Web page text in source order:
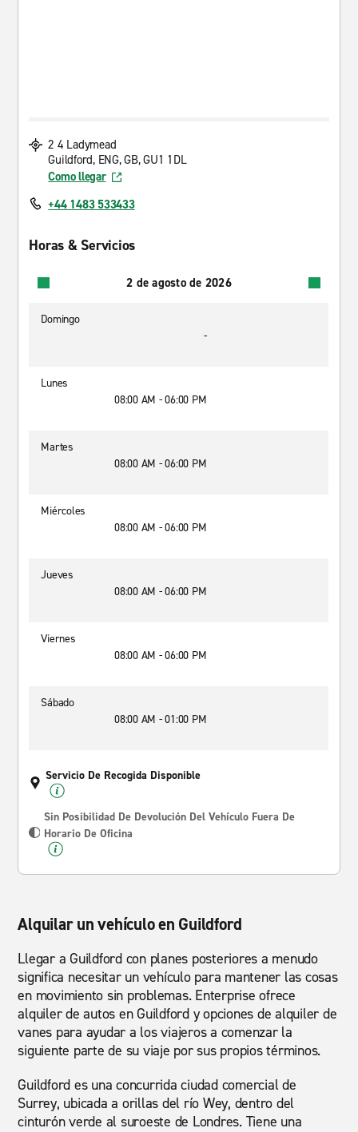
2 4 Ladymead
Guildford, ENG, GB, GU1 1DL
Como llegar
+44 1483 533433
Horas & Servicios
2 de agosto de 2026
Domingo
-
Lunes
08:00 AM - 06:00 PM
Martes
08:00 AM - 06:00 PM
Miércoles
08:00 AM - 06:00 PM
Jueves
08:00 AM - 06:00 PM
Viernes
08:00 AM - 06:00 PM
Sábado
08:00 AM - 01:00 PM
Servicio De Recogida Disponible
Sin Posibilidad De Devolución Del Vehículo Fuera De
Horario De Oficina
Alquilar un vehículo en Guildford
Llegar a Guildford con planes posteriores a menudo
significa necesitar un vehículo para mantener las cosas
en movimiento sin problemas. Enterprise ofrece
alquiler de autos en Guildford y opciones de alquiler de
vanes para ayudar a los viajeros a comenzar la
siguiente parte de su viaje por sus propios términos.
Guildford es una concurrida ciudad comercial de
Surrey, ubicada a orillas del río Wey, dentro del
cinturón verde al suroeste de Londres. Tiene una